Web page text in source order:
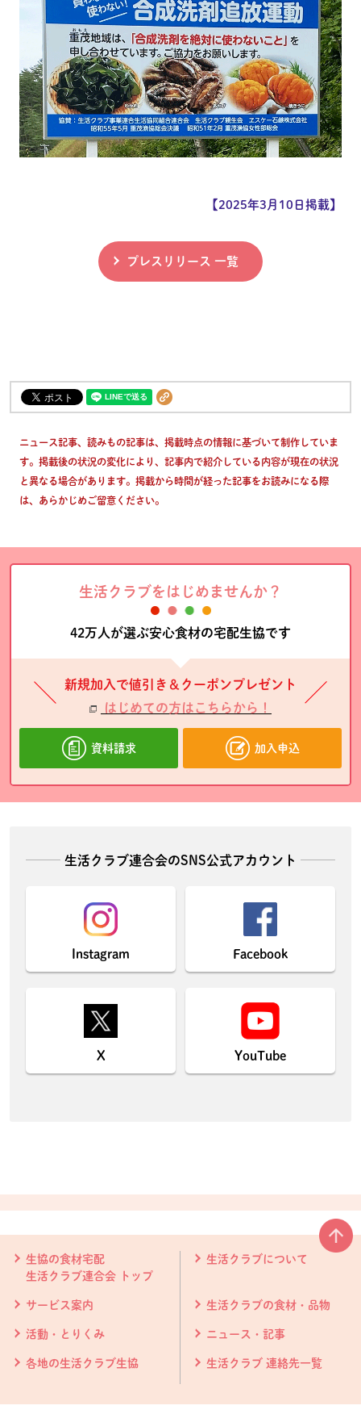
【2025年3月10日掲載】
プレスリリース 一覧
ニュース記事、読みもの記事は、掲載時点の情報に基づいて制作していま
す。掲載後の状況の変化により、記事内で紹介している内容が現在の状況
と異なる場合があります。掲載から時間が経った記事をお読みになる際
は、あらかじめご留意ください。
生活クラブをはじめませんか？
42万人が選ぶ安心食材の宅配生協です
新規加入で値引き＆クーポンプレゼント
はじめての方はこちらから！
資料請求 加入申込
生活クラブ連合会のSNS公式アカウント
Instagram Facebook
X YouTube
生協の食材宅配
生活クラブ連合会 トップ
生活クラブについて
サービス案内 生活クラブの食材・品物
活動・とりくみ ニュース・記事
各地の生活クラブ生協 生活クラブ 連絡先一覧